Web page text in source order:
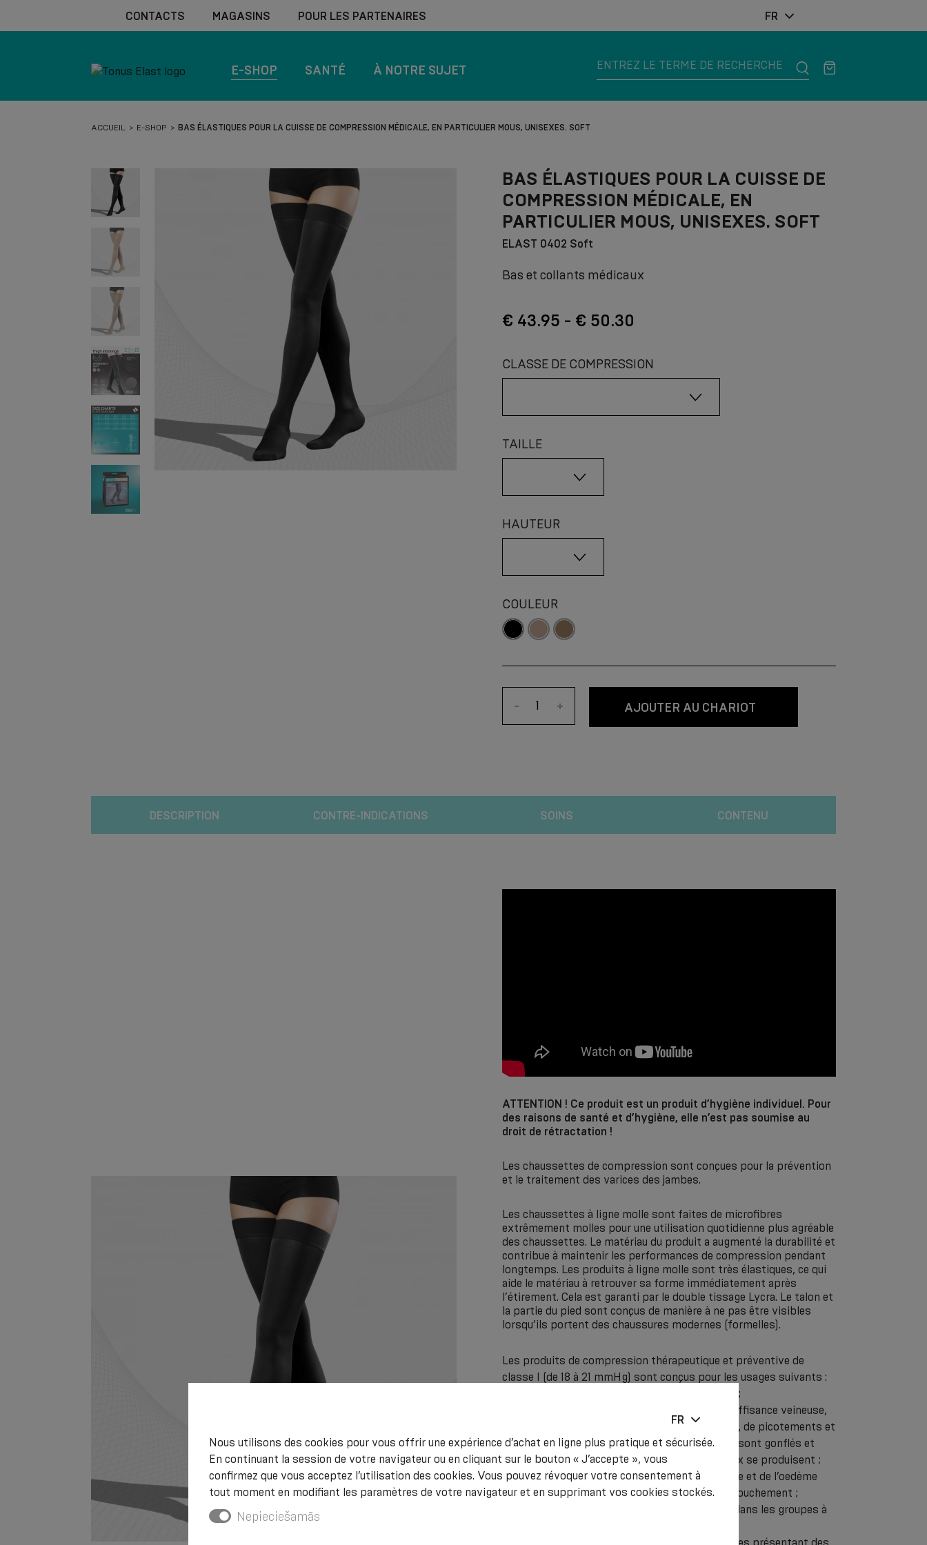
CONTACTS MAGASINS POUR LES PARTENAIRES FR
E-SHOP SANTÉ À NOTRE SUJET
ACCUEIL E-SHOP BAS ÉLASTIQUES POUR LA CUISSE DE COMPRESSION MÉDICALE, EN PARTICULIER MOUS, UNISEXES. SOFT
BAS ÉLASTIQUES POUR LA CUISSE DE
COMPRESSION MÉDICALE, EN
PARTICULIER MOUS, UNISEXES. SOFT
ELAST 0402 Soft
Bas et collants médicaux
€ 43.95 - € 50.30
CLASSE DE COMPRESSION
TAILLE
HAUTEUR
COULEUR
- + AJOUTER AU CHARIOT
DESCRIPTION CONTRE-INDICATIONS SOINS CONTENU
ATTENTION ! Ce produit est un produit d’hygiène individuel. Pour
des raisons de santé et d’hygiène, elle n’est pas soumise au
droit de rétractation !
Les chaussettes de compression sont conçues pour la prévention
et le traitement des varices des jambes.
Les chaussettes à ligne molle sont faites de microfibres
extrêmement molles pour une utilisation quotidienne plus agréable
des chaussettes. Le matériau du produit a augmenté la durabilité et
contribue à maintenir les performances de compression pendant
longtemps. Les produits à ligne molle sont très élastiques, ce qui
aide le matériau à retrouver sa forme immédiatement après
l’étirement. Cela est garanti par le double tissage Lycra. Le talon et
la partie du pied sont conçus de manière à ne pas être visibles
lorsqu’ils portent des chaussures modernes (formelles).
Les produits de compression thérapeutique et préventive de
classe I (de 18 à 21 mmHg) sont conçus pour les usages suivants :
- en cas de syndrome des « jambes fatiguées » ;
- pour le traitement des premiers stades d’insuffisance veineuse,
lorsqu’il y a des sentiments d’engourdissement, de picotements et
d’oppression, lorsque les chevilles et les veaux sont gonflés et
douloureux le soir, lorsque des crampes de veaux se produisent ;
- prévention de la thrombose veineuse profonde et de l’oedème
des jambes pendant la grossesse et après l’accouchement ;
- pour la prévention de la thrombose veineuse dans les groupes à
FR
Nous utilisons des cookies pour vous offrir une expérience d’achat en ligne plus pratique et sécurisée.
En continuant la session de votre navigateur ou en cliquant sur le bouton « J’accepte », vous
confirmez que vous acceptez l’utilisation des cookies. Vous pouvez révoquer votre consentement à
tout moment en modifiant les paramètres de votre navigateur et en supprimant vos cookies stockés.
Nepieciešamās